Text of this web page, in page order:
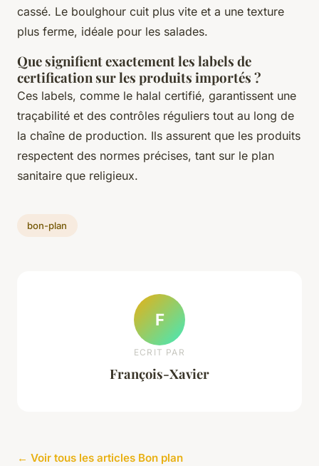
cassé. Le boulghour cuit plus vite et a une texture
plus ferme, idéale pour les salades.
Que signifient exactement les labels de
certification sur les produits importés ?
Ces labels, comme le halal certifié, garantissent une
traçabilité et des contrôles réguliers tout au long de
la chaîne de production. Ils assurent que les produits
respectent des normes précises, tant sur le plan
sanitaire que religieux.
bon-plan
F
ECRIT PAR
François-Xavier
← Voir tous les articles Bon plan